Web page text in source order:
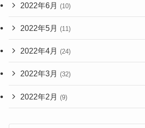
2022年6月 (10)
2022年5月 (11)
2022年4月 (24)
2022年3月 (32)
2022年2月 (9)